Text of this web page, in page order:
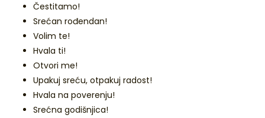
Čestitamo!
Srećan rođendan!
Volim te!
Hvala ti!
Otvori me!
Upakuj sreću, otpakuj radost!
Hvala na poverenju!
Srećna godišnjica!